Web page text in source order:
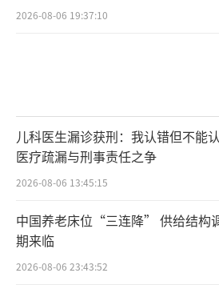
2026-08-06 19:37:10
儿科医生漏诊获刑：我认错但不能
医疗疏漏与刑事责任之争
2026-08-06 13:45:15
中国养老床位“三连降” 供给结构
期来临
2026-08-06 23:43:52